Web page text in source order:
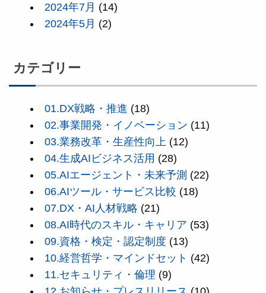
2024年7月 (14)
2024年5月 (2)
カテゴリー
01.DX戦略・推進 (18)
02.事業開発・イノベーション (11)
03.業務改革・生産性向上(12)
04.生成AIビジネス活用 (28)
05.AIエージェント・未来予測 (22)
06.AIツール・サービス比較 (18)
07.DX・AI人材戦略 (21)
08.AI時代のスキル・キャリア (53)
09.資格・検定・認定制度 (13)
10.経営哲学・マインドセット (42)
11.セキュリティ・倫理 (9)